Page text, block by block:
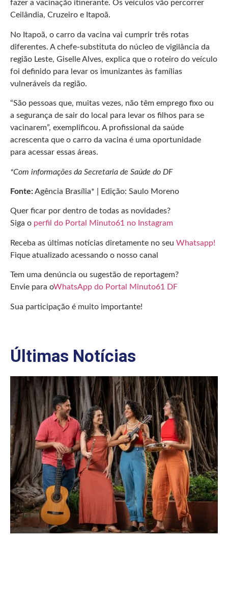
fazer a vacinação itinerante. Os veículos vão percorrer
Ceilândia, Cruzeiro e Itapoã.
No Itapoã, o carro da vacina vai cumprir três rotas
diferentes. A chefe-substituta do núcleo de vigilância da
região Leste, Giselle Alves, explica que o roteiro do veículo
foi definido para levar os imunizantes às famílias
vulneráveis da região.
“São pessoas que, muitas vezes, não têm emprego fixo ou
a segurança de sair do local para levar os filhos para se
vacinarem”, exemplificou. A profissional da saúde
acrescenta que o carro da vacina é uma oportunidade
para acessar essas áreas.
*Com informações da Secretaria de Saúde do DF
Fonte:Agência Brasília* | Edição: Saulo Moreno
Quer ficar por dentro de todas as novidades?
Siga o perfil do Portal Minuto61 no Instagram
Receba as últimas notícias diretamente no seu Whatsapp!
Fique atualizado acessando o nosso canal
Tem uma denúncia ou sugestão de reportagem?
Envie para oWhatsApp do Portal Minuto61 DF
Sua participação é muito importante!
Últimas Notícias